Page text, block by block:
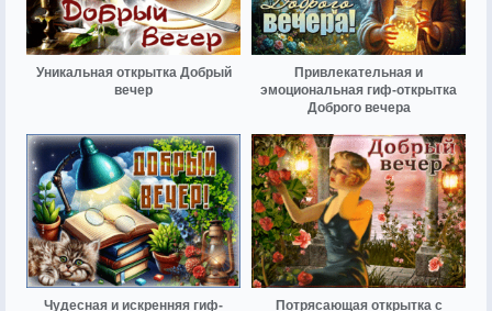
Уникальная открытка Добрый
вечер
Привлекательная и
эмоциональная гиф-открытка
Доброго вечера
Чудесная и искренняя гиф- Потрясающая открытка с